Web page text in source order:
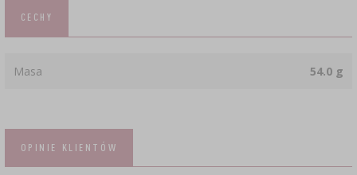
CECHY
Masa 54.0 g
OPINIE KLIENTÓW